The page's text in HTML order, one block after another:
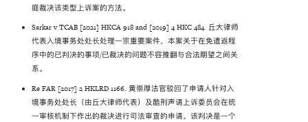
庭裁决该类型上诉案的方法。
Sarkar v TCAB [2021] HKCA 918 and [2019] 4 HKC 484. 丘大律师
代表入境事务处处长处理一宗重要案件，本案关于在免遣返程
序中的已判决的事项/已裁决的问题不容推翻与合法期望之间关
系。
Re FAR [2017] 2 HKLRD 1166. 黄崇厚法官驳回了申请人针对入
境事务处处长（由丘大律师代表）及酷刑声请上诉委员会在统
一审核机制下作出的裁决进行司法审查的申请。该判决是一个